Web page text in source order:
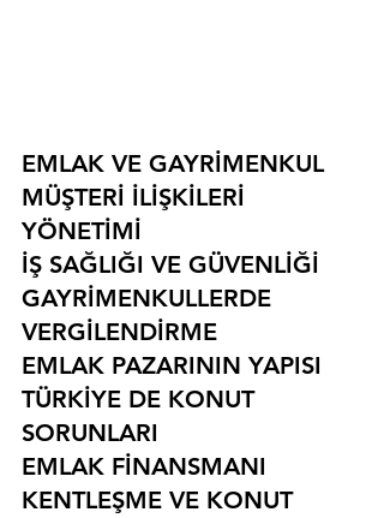
EMLAK VE GAYRİMENKUL
MÜŞTERİ İLİŞKİLERİ
YÖNETİMİ
İŞ SAĞLIĞI VE GÜVENLİĞİ
GAYRİMENKULLERDE
VERGİLENDİRME
EMLAK PAZARININ YAPISI
TÜRKİYE DE KONUT
SORUNLARI
EMLAK FİNANSMANI
KENTLEŞME VE KONUT